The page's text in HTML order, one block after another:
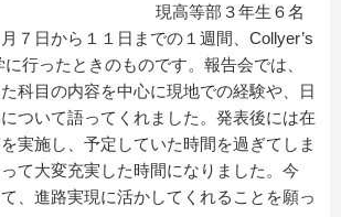
現高等部３年生６名
７日から１１日までの１週間、Collyer’s
行ったときのものです。報告会では、
科目の内容を中心に現地での経験や、日
ついて語ってくれました。発表後には在
実施し、予定していた時間を過ぎてしま
て大変充実した時間になりました。今
、進路実現に活かしてくれることを願っ